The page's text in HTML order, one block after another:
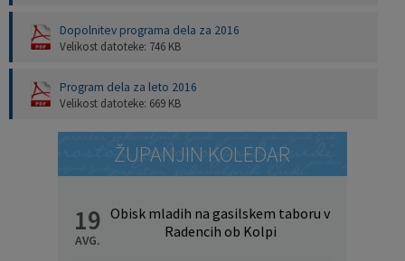
Dopolnitev programa dela za 2016
Velikost datoteke: 746 KB
Program dela za leto 2016
Velikost datoteke: 669 KB
ŽUPANJIN KOLEDAR
19
AVG.
Obisk mladih na gasilskem taboru v
Radencih ob Kolpi